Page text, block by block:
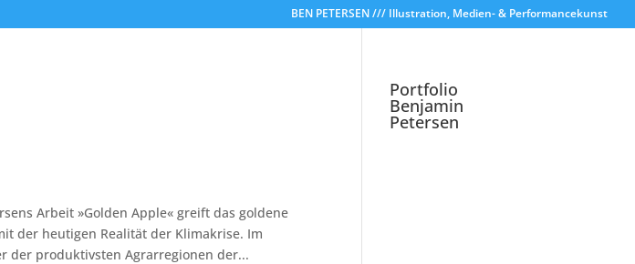
BEN PETERSEN /// Illustration, Medien- & Performancekunst
Arbeit »Golden Apple« greift das goldene
der heutigen Realität der Klimakrise. Im
der produktivsten Agrarregionen der...
Portfolio
Benjamin
Petersen